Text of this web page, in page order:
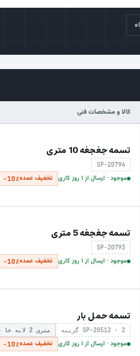
کالا و مشخصات فنی
تسمه جغجغه 10 متری
SP-20794
موجود · ارسال از ۱ روز کاری تخفیف عمده−10٪
تسمه جغجغه 5 متری
SP-20793
موجود · ارسال از ۱ روز کاری تخفیف عمده−10٪
تسمه حمل بار
SP-20512 · 2 گزینه 6 متری 2 لایه خا
موجود · ارسال از ۱ روز کاری تخفیف عمده−10٪